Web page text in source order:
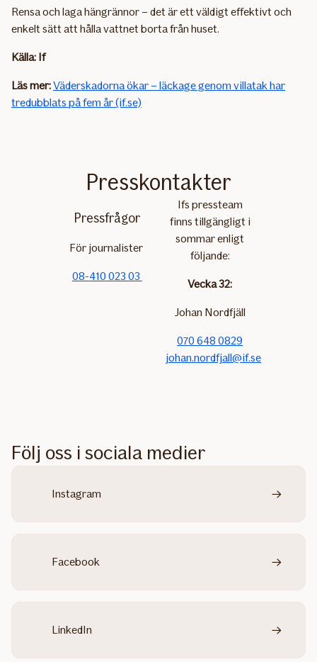
Rensa och laga hängrännor – det är ett väldigt effektivt och
enkelt sätt att hålla vattnet borta från huset.
Källa: If
Läs mer:Väderskadorna ökar – läckage genom villatak har
tredubblats på fem år (if.se)
Presskontakter
Pressfrågor
För journalister
08-410 023 03
Ifs pressteam
finns tillgängligt i
sommar enligt
följande:
Vecka 32:
Johan Nordfjäll
070 648 0829
johan.nordfjall@if.se
Följ oss i sociala medier
Instagram
Facebook
LinkedIn